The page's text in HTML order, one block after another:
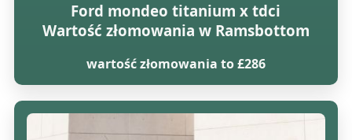
Ford mondeo titanium x tdci
Wartość złomowania w Ramsbottom
wartość złomowania to £286